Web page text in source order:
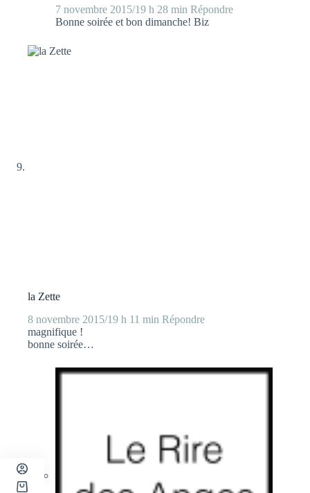
7 novembre 2015/19 h 28 min Répondre
Bonne soirée et bon dimanche! Biz
la Zette
8 novembre 2015/19 h 11 min Répondre
magnifique !
bonne soirée…